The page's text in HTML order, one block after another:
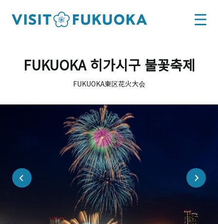
FUKUOKA 히가시구 불꽃축제
FUKUOKA東区花火大会